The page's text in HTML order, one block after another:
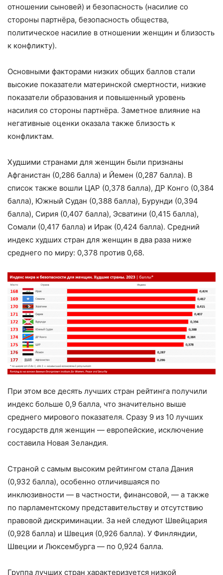
отношении сыновей) и безопасность (насилие со
стороны партнёра, безопасность общества,
политическое насилие в отношении женщин и близость
к конфликту).
Основными факторами низких общих баллов стали
высокие показатели материнской смертности, низкие
показатели образования и повышенный уровень
насилия со стороны партнёра. Заметное влияние на
негативные оценки оказала также близость к
конфликтам.
Худшими странами для женщин были признаны
Афганистан (0,286 балла) и Йемен (0,287 балла). В
список также вошли ЦАР (0,378 балла), ДР Конго (0,384
балла), Южный Судан (0,388 балла), Бурунди (0,394
балла), Сирия (0,407 балла), Эсватини (0,415 балла),
Сомали (0,417 балла) и Ирак (0,424 балла). Средний
индекс худших стран для женщин в два раза ниже
среднего по миру: 0,378 против 0,68.
При этом все десять лучших стран рейтинга получили
индекс больше 0,9 балла, что значительно выше
среднего мирового показателя. Сразу 9 из 10 лучших
государств для женщин — европейские, исключение
составила Новая Зеландия.
Страной с самым высоким рейтингом стала Дания
(0,932 балла), особенно отличившаяся по
инклюзивности — в частности, финансовой, — а также
по парламентскому представительству и отсутствию
правовой дискриминации. За ней следуют Швейцария
(0,928 балла) и Швеция (0,926 балла). У Финляндии,
Швеции и Люксембурга — по 0,924 балла.
Группа лучших стран характеризуется низкой